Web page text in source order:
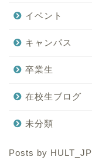
イベント
キャンパス
卒業生
在校生ブログ
未分類
Posts by HULT_JP